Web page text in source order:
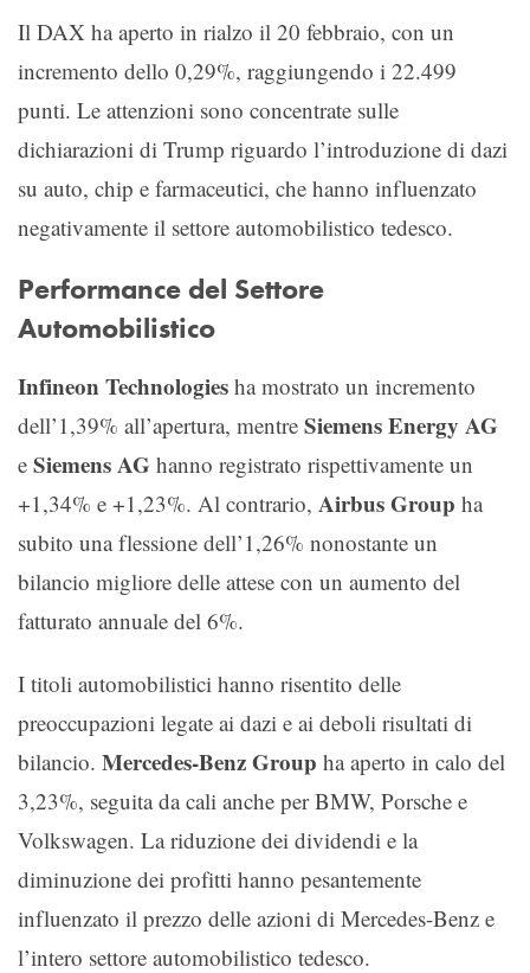
Il DAX ha aperto in rialzo il 20 febbraio, con un
incremento dello 0,29%, raggiungendo i 22.499
punti. Le attenzioni sono concentrate sulle
dichiarazioni di Trump riguardo l’introduzione di dazi
su auto, chip e farmaceutici, che hanno influenzato
negativamente il settore automobilistico tedesco.
Performance del Settore
Automobilistico
Infineon Technologies ha mostrato un incremento
dell’1,39% all’apertura, mentre Siemens Energy AG
e Siemens AG hanno registrato rispettivamente un
+1,34% e +1,23%. Al contrario, Airbus Group ha
subito una flessione dell’1,26% nonostante un
bilancio migliore delle attese con un aumento del
fatturato annuale del 6%.
I titoli automobilistici hanno risentito delle
preoccupazioni legate ai dazi e ai deboli risultati di
bilancio. Mercedes-Benz Group ha aperto in calo del
3,23%, seguita da cali anche per BMW, Porsche e
Volkswagen. La riduzione dei dividendi e la
diminuzione dei profitti hanno pesantemente
influenzato il prezzo delle azioni di Mercedes-Benz e
l’intero settore automobilistico tedesco.